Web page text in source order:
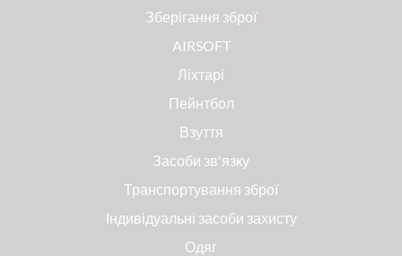
Зберігання зброї
AIRSOFT
Ліхтарі
Пейнтбол
Взуття
Засоби зв'язку
Транспортування зброї
Індивідуальні засоби захисту
Одяг